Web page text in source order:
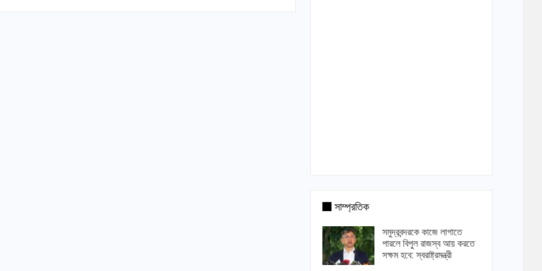
সাম্প্রতিক
সমুদ্রবন্দরকে কাজে লাগাতে
পারলে বিপুল রাজস্ব আয় করতে
সক্ষম হবে: স্বরাষ্ট্রমন্ত্রী